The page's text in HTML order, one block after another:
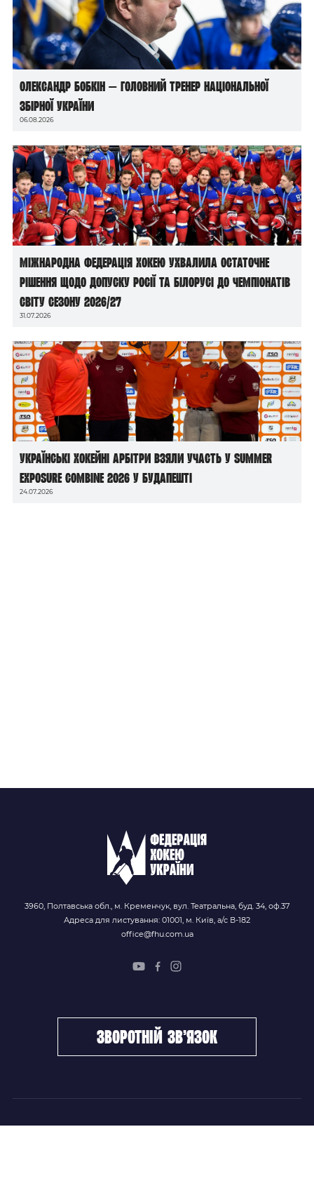
Олександр Бобкін — головний тренер національної
збірної України
06.08.2026
Міжнародна федерація хокею ухвалила остаточне
рішення щодо допуску росії та білорусі до чемпіонатів
світу сезону 2026/27
31.07.2026
Українські хокейні арбітри взяли участь у Summer
Exposure Combine 2026 у Будапешті
24.07.2026
3960, Полтавська обл., м. Кременчук, вул. Театральна, буд. 34, оф.37
Адреса для листування: 01001, м. Київ, а/с В-182
office@fhu.com.ua
зворотній зв’язок